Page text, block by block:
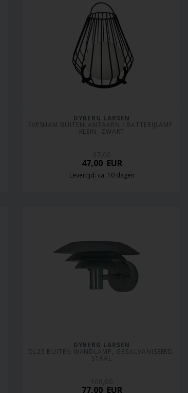
DYBERG LARSEN
EVESHAM BUITENLANTAARN / BATTERIJLAMP
KLEIN, ZWART
47,00EUR
Levertijd: ca. 10 dagen
DYBERG LARSEN
DL25 BUITEN WANDLAMP, GEGALVANISEERD
STAAL
77,00EUR